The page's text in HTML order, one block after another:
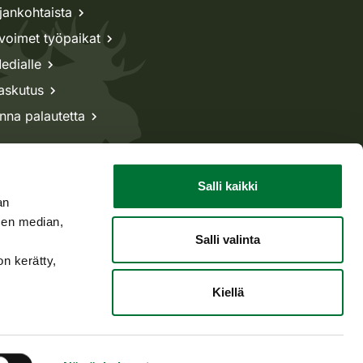
median,
kerätty,
Salli kaikki
Salli valinta
Kiellä
työpaikat
palautetta